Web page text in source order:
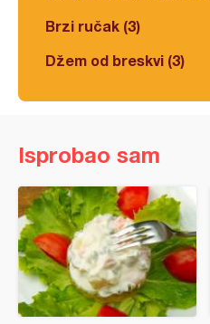
Brzi ručak (3)
Džem od breskvi (3)
Isprobao sam